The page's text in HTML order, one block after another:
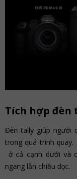
Tích hợp đèn
Đèn tally giúp người
trong quá trình
ở cả cạnh dưới và
ngang lẫn chiều dọc.